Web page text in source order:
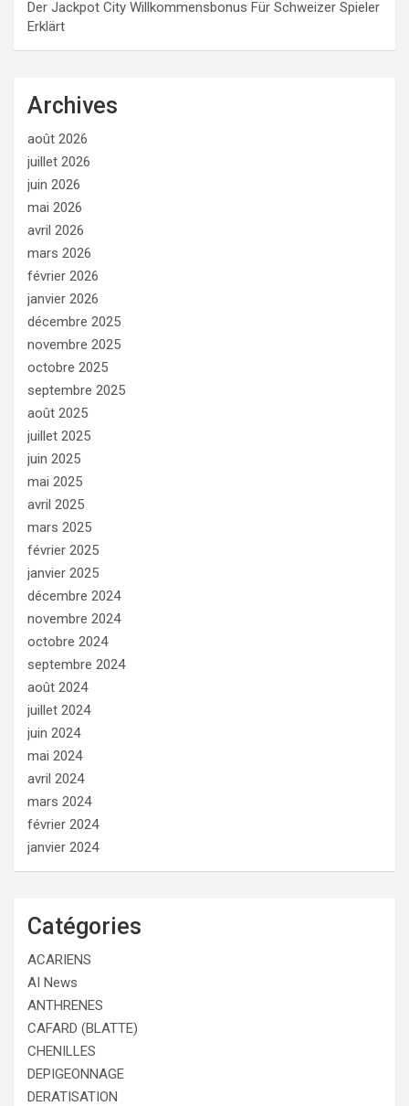
Der Jackpot City Willkommensbonus Für Schweizer Spieler
Erklärt
Archives
août 2026
juillet 2026
juin 2026
mai 2026
avril 2026
mars 2026
février 2026
janvier 2026
décembre 2025
novembre 2025
octobre 2025
septembre 2025
août 2025
juillet 2025
juin 2025
mai 2025
avril 2025
mars 2025
février 2025
janvier 2025
décembre 2024
novembre 2024
octobre 2024
septembre 2024
août 2024
juillet 2024
juin 2024
mai 2024
avril 2024
mars 2024
février 2024
janvier 2024
Catégories
ACARIENS
AI News
ANTHRENES
CAFARD (BLATTE)
CHENILLES
DEPIGEONNAGE
DERATISATION